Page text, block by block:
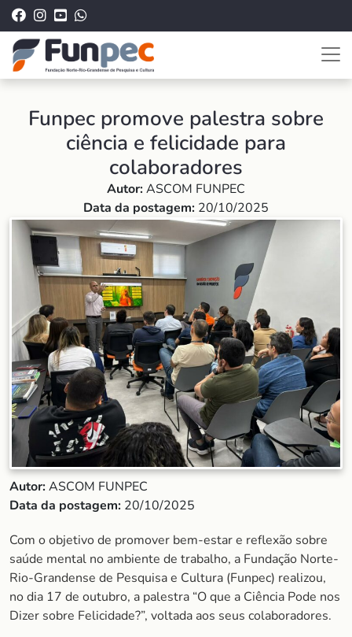
Funpec promove palestra sobre
ciência e felicidade para
colaboradores
Autor:ASCOM FUNPEC
Data da postagem: 20/10/2025
Autor:ASCOM FUNPEC
Data da postagem: 20/10/2025
Com o objetivo de promover bem-estar e reflexão sobre
saúde mental no ambiente de trabalho, a Fundação Norte-
Rio-Grandense de Pesquisa e Cultura (Funpec) realizou,
no dia 17 de outubro, a palestra “O que a Ciência Pode nos
Dizer sobre Felicidade?”, voltada aos seus colaboradores.